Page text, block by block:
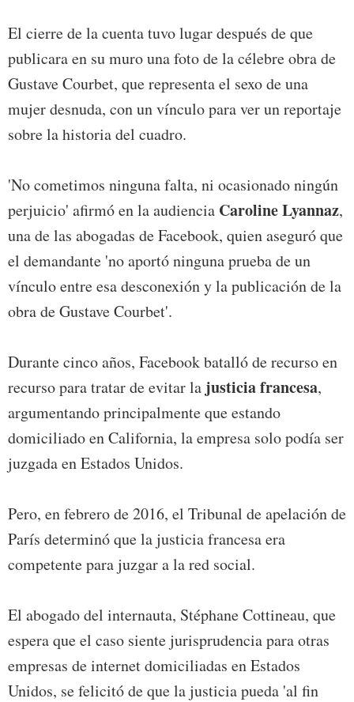
El cierre de la cuenta tuvo lugar después de que
publicara en su muro una foto de la célebre obra de
Gustave Courbet, que representa el sexo de una
mujer desnuda, con un vínculo para ver un reportaje
sobre la historia del cuadro.
'No cometimos ninguna falta, ni ocasionado ningún
perjuicio' afirmó en la audiencia Caroline Lyannaz,
una de las abogadas de Facebook, quien aseguró que
el demandante 'no aportó ninguna prueba de un
vínculo entre esa desconexión y la publicación de la
obra de Gustave Courbet'.
Durante cinco años, Facebook batalló de recurso en
recurso para tratar de evitar la justicia francesa,
argumentando principalmente que estando
domiciliado en California, la empresa solo podía ser
juzgada en Estados Unidos.
Pero, en febrero de 2016, el Tribunal de apelación de
París determinó que la justicia francesa era
competente para juzgar a la red social.
El abogado del internauta, Stéphane Cottineau, que
espera que el caso siente jurisprudencia para otras
empresas de internet domiciliadas en Estados
Unidos, se felicitó de que la justicia pueda 'al fin